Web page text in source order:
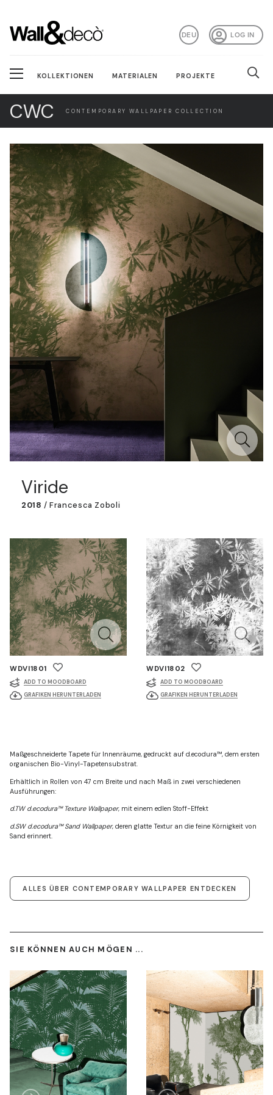
LOG IN
DEU
KOLLEKTIONEN MATERIALEN PROJEKTE
CWC CONTEMPORARY WALLPAPER COLLECTION
Viride
2018 / Francesca Zoboli
WDVI1801
ADD TO MOODBOARD
GRAFIKEN HERUNTERLADEN
WDVI1802
ADD TO MOODBOARD
GRAFIKEN HERUNTERLADEN
Maßgeschneiderte Tapete für Innenräume, gedruckt auf d.ecodura™, dem ersten
organischen Bio-Vinyl-Tapetensubstrat.
Erhältlich in Rollen von 47 cm Breite und nach Maß in zwei verschiedenen
Ausführungen:
d.TW d.ecodura™ Texture Wallpaper, mit einem edlen Stoff-Effekt
d.SW d.ecodura™ Sand Wallpaper, deren glatte Textur an die feine Körnigkeit von
Sand erinnert.
ALLES ÜBER CONTEMPORARY WALLPAPER ENTDECKEN
SIE KÖNNEN AUCH MÖGEN ...